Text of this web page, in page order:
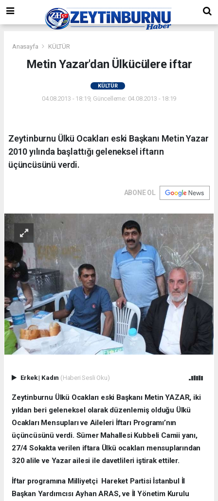
Anasayfa KÜLTÜR
Metin Yazar'dan Ülkücülere iftar
KÜLTÜR
04.08.2013 - 18:19, Güncelleme: 04.08.2013 - 18:19
Zeytinburnu Ülkü Ocakları eski Başkanı Metin Yazar
2010 yılında başlattığı geleneksel iftarın
üçüncüsünü verdi.
ABONE OL
Erkek| Kadın (Haberi Sesli Oku)
Zeytinburnu Ülkü Ocakları eski Başkanı Metin YAZAR, iki
yıldan beri geleneksel olarak düzenlemiş olduğu Ülkü
Ocakları Mensupları ve Aileleri İftarı Programı’nın
üçüncüsünü verdi. Sümer Mahallesi Kubbeli Camii yanı,
27/4 Sokakta verilen iftara Ülkü ocakları mensuplarından
320 alile ve Yazar ailesi ile davetlileri iştirak ettiler.
İftar programına Milliyetçi Hareket Partisi İstanbul İl
Başkan Yardımcısı Ayhan ARAS, ve İl Yönetim Kurulu